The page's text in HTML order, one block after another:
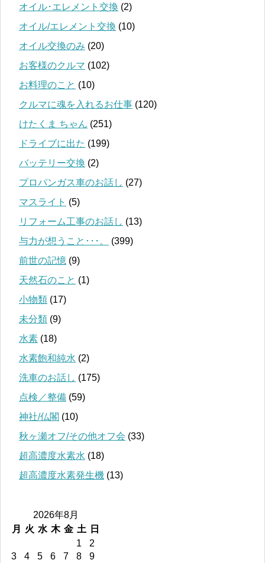
オイル･エレメント交換 (2)
オイル/エレメント交換 (10)
オイル交換のみ (20)
お客様のクルマ (102)
お料理のこと (10)
クルマに魂を入れるお仕事 (120)
けたくま ちゃん (251)
ドライブに出た (199)
バッテリー交換 (2)
プロパンガス車のお話し (27)
マスライト (5)
リフォーム工事のお話し (13)
与力が想うこと･･･。
(399)
前世の記憶 (9)
天然石のこと (1)
小物類 (17)
未分類 (9)
水素 (18)
水素飽和純水 (2)
洗車のお話し (175)
点検／整備 (59)
神社/仏閣 (10)
秋ヶ瀬オフ/その他オフ会 (33)
超高濃度水素水 (18)
超高濃度水素発生機 (13)
2026年8月
月
火 水 木 金 土
日
1
2
3
4 5 6 7 8
9